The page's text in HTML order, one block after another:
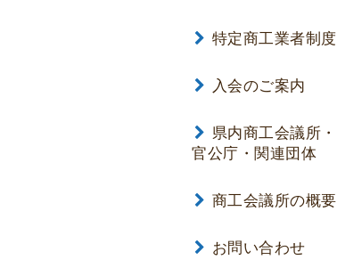
特定商工業者制度
入会のご案内
県内商工会議所・
官公庁・関連団体
商工会議所の概要
お問い合わせ